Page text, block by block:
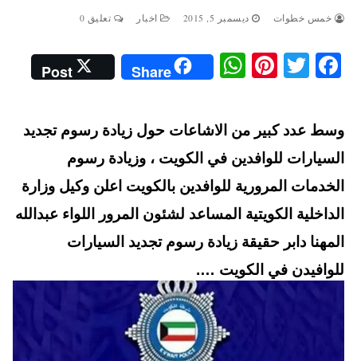
خمس خطوات ديسمبر 5, 2015 اخبار تعليق 0
Fa
bo
ok
T
tte
r
Pi
es
t
W
ha
ts
A
pp
Share
Post
وسط عدد كبير من الاشاعات حول زيادة رسوم تجديد
السيارات للوافدين في الكويت ، وزيادة رسوم
الخدمات المرورية للوافدين بالكويت اعلن وكيل وزارة
الداخلية الكويتية المساعد لشئون المرور اللواء عبدالله
المهنا دابر حقيقة زيادة رسوم تجديد السيارات
للوافيدن في الكويت ….